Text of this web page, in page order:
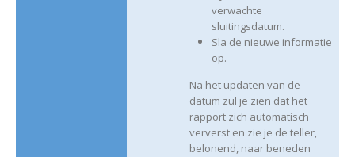
verwachte
sluitingsdatum.
Sla de nieuwe informatie
op.
Na het updaten van de
datum zul je zien dat het
rapport zich automatisch
ververst en zie je de teller,
belonend, naar beneden